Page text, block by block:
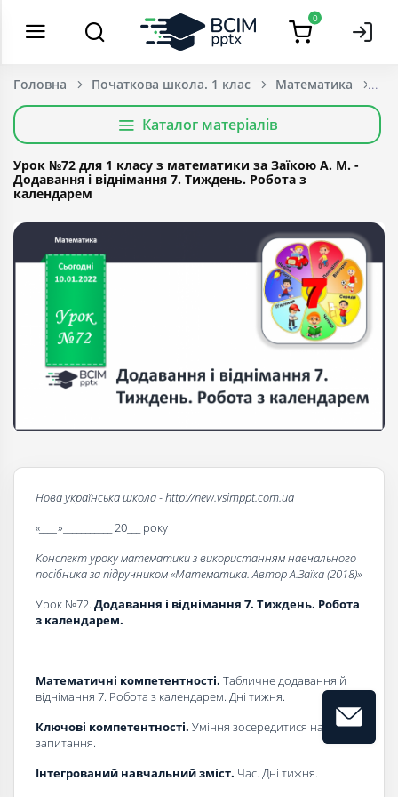
0
Головна Початкова школа. 1 клас Математика
Каталог матеріалів
Урок №72 для 1 класу з математики за Заїкою А. М. -
Додавання і віднімання 7. Тиждень. Робота з
календарем
Нова українська школа - http://new.vsimppt.com.ua
«____ »___________ 20___ року
Конспект уроку математики з використанням навчального
посібника за підручником «Математика. Автор А.Заїка (2018)»
Урок №72. Додавання і віднімання 7. Тиждень. Робота
з календарем.
Математичні компетентності. Табличне додавання й
віднімання 7. Робота з календарем. Дні тижня.
Ключові компетентності. Уміння зосередитися на суті
запитання.
Інтегрований навчальний зміст. Час. Дні тижня.